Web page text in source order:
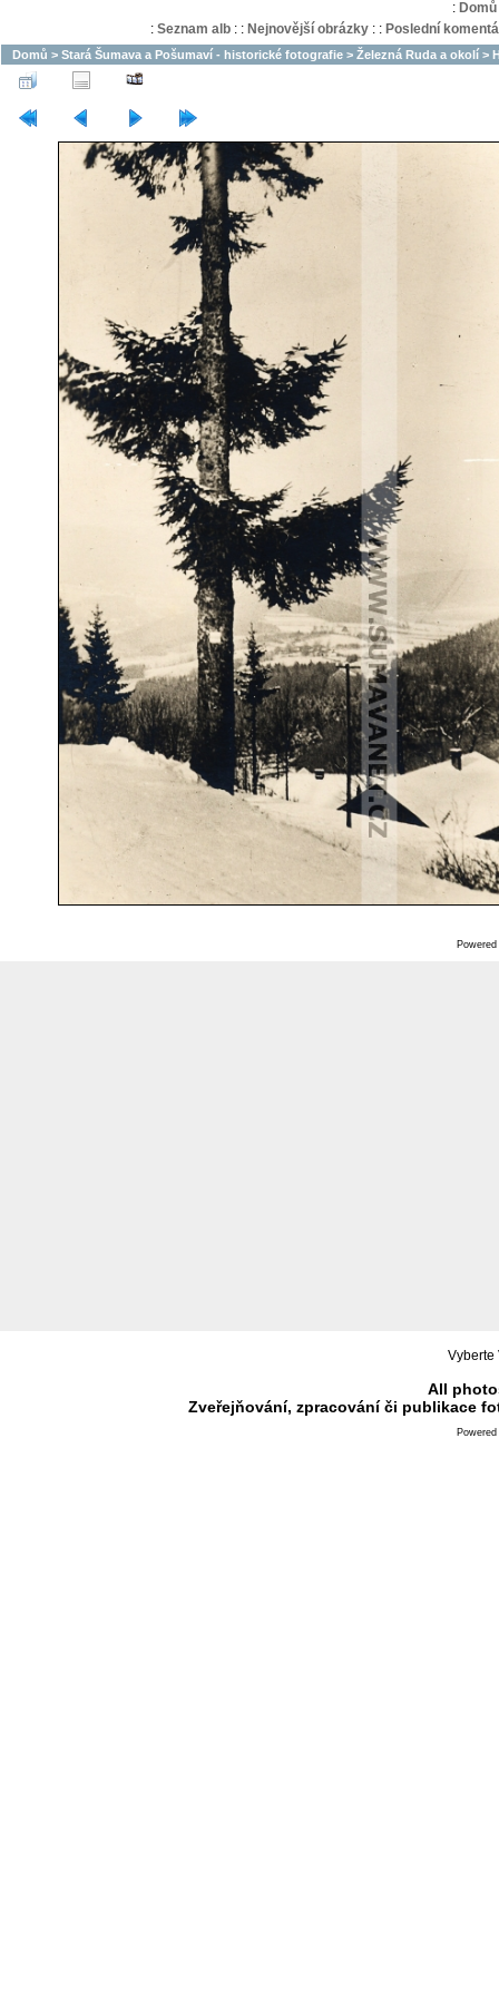
: Domů
: Seznam alb: : Nejnovější obrázky: : Poslední
Domů > Stará Šumava a Pošumaví - historické fotografie > Železná Ruda a okolí >
Vyberte
All
Zveřejňování, zpracování či publikace